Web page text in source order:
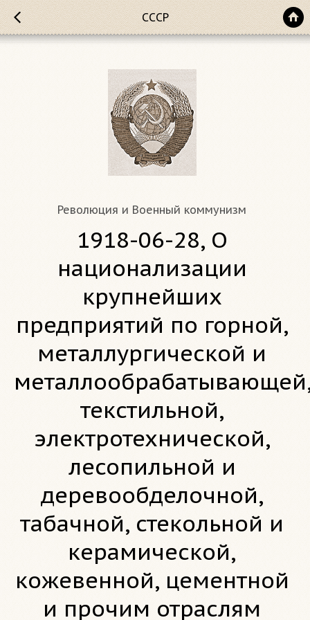
СССР
Революция и Военный коммунизм
1918-06-28, О
национализации
крупнейших
предприятий по горной,
металлургической и
текстильной,
электротехнической,
лесопильной и
деревообделочной,
табачной, стекольной и
керамической,
кожевенной, цементной
и прочим отраслям